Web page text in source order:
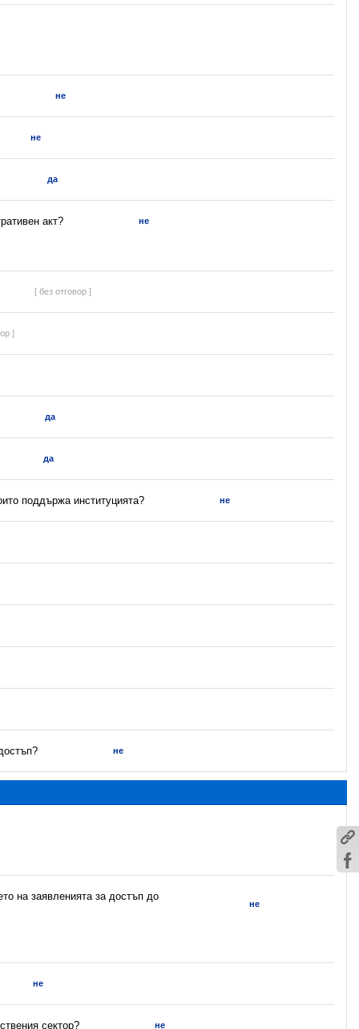
не
не
да
акт? не
[ без отговор ]
]
да
да
поддържа институцията? не
не
на заявленията за достъп до
не
не
сектор? не